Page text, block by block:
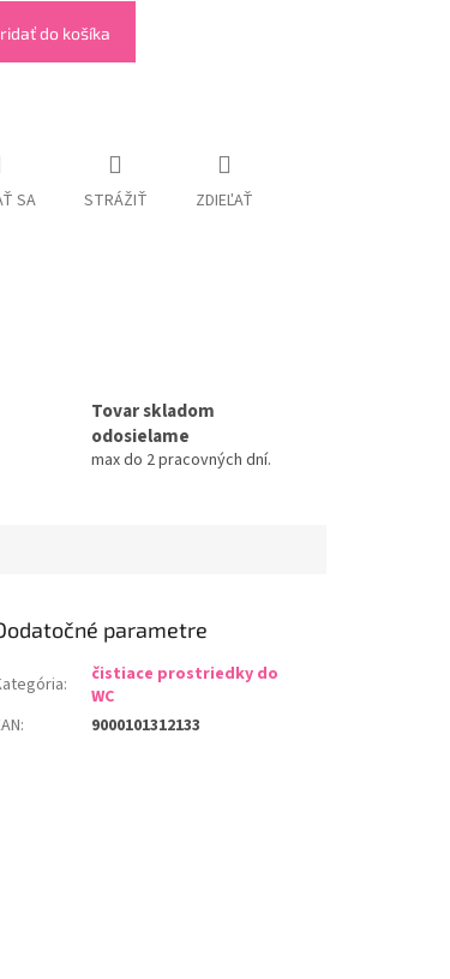
do košíka
SA STRÁŽIŤ ZDIEĽAŤ
Tovar skladom
odosielame
max do 2 pracovných dní.
parametre
:
čistiace prostriedky do
WC
: 9000101312133